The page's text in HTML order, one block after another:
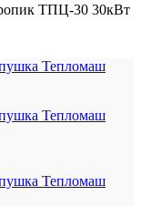
ТПЦ-30 30кВт